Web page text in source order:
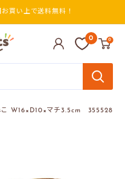
買い上で送料無料！
0 0
こ W16×D10×マチ3.5cm 355528